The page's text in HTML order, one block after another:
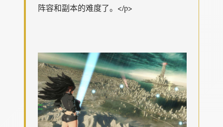
阵容和副本的难度了。</p>